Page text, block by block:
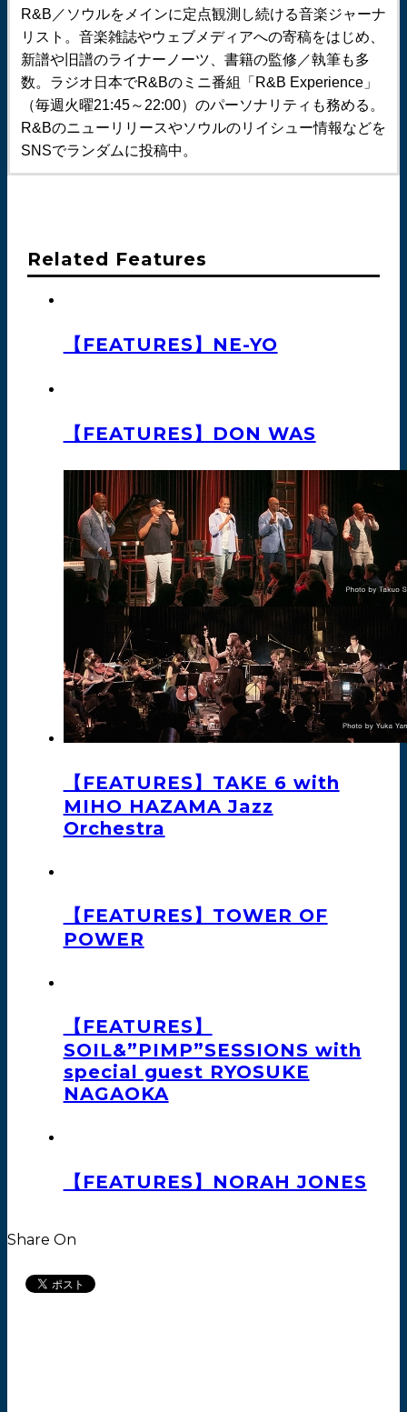
R&B／ソウルをメインに定点観測し続ける音楽ジャーナ
リスト。音楽雑誌やウェブメディアへの寄稿をはじめ、
新譜や旧譜のライナーノーツ、書籍の監修／執筆も多
数。ラジオ日本でR&Bのミニ番組「R&B Experience」
（毎週火曜21:45～22:00）のパーソナリティも務める。
R&Bのニューリリースやソウルのリイシュー情報などを
SNSでランダムに投稿中。
Related Features
【FEATURES】NE-YO
【FEATURES】DON WAS
【FEATURES】TAKE 6 with
MIHO HAZAMA Jazz
Orchestra
【FEATURES】TOWER OF
POWER
【FEATURES】
SOIL&”PIMP”SESSIONS with
special guest RYOSUKE
NAGAOKA
【FEATURES】NORAH JONES
Share On